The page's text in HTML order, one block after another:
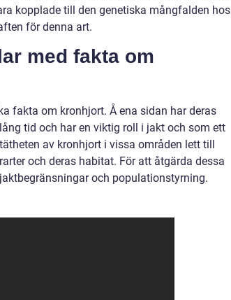
kopplade till den genetiska mångfalden hos
för denna art.
med fakta om
fakta om kronhjort. Å ena sidan har deras
tid och har en viktig roll i jakt och som ett
av kronhjort i vissa områden lett till
och deras habitat. För att åtgärda dessa
och populationstyrning.